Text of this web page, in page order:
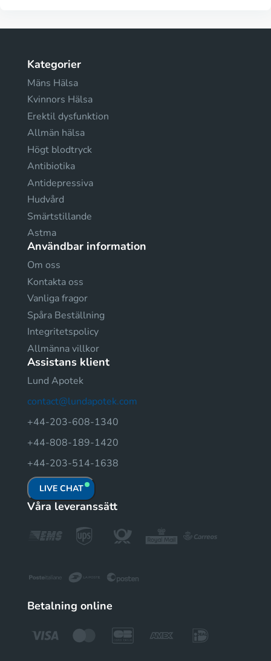
Kategorier
Mäns Hälsa
Kvinnors Hälsa
Erektil dysfunktion
Allmän hälsa
Högt blodtryck
Antibiotika
Antidepressiva
Hudvård
Smärtstillande
Astma
Användbar information
Om oss
Kontakta oss
Vanliga fragor
Spåra Beställning
Integritetspolicy
Allmänna villkor
Assistans klient
Lund Apotek
contact@lundapotek.com
+44-203-608-1340
+44-808-189-1420
+44-203-514-1638
LIVE CHAT
Våra leveranssätt
Betalning online